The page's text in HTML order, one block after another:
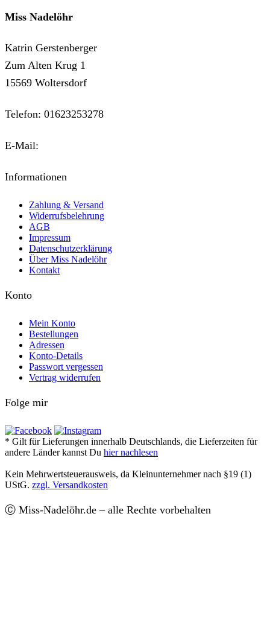
Miss Nadelöhr
Katrin Gerstenberger
Zum Alten Krug 1
15569 Woltersdorf
Telefon: 01623253278
E-Mail:
Informationen
Zahlung & Versand
Widerrufsbelehrung
AGB
Impressum
Datenschutzerklärung
Über Miss Nadelöhr
Kontakt
Konto
Mein Konto
Bestellungen
Adressen
Konto-Details
Passwort vergessen
Vertrag widerrufen
Folge mir
* Gilt für Lieferungen innerhalb Deutschlands, die Lieferzeiten für
andere Länder kannst Du hier nachlesen
Kein Mehrwertsteuerausweis, da Kleinunternehmer nach §19 (1)
UStG. zzgl. Versandkosten
Ⓒ Miss-Nadelöhr.de – alle Rechte vorbehalten